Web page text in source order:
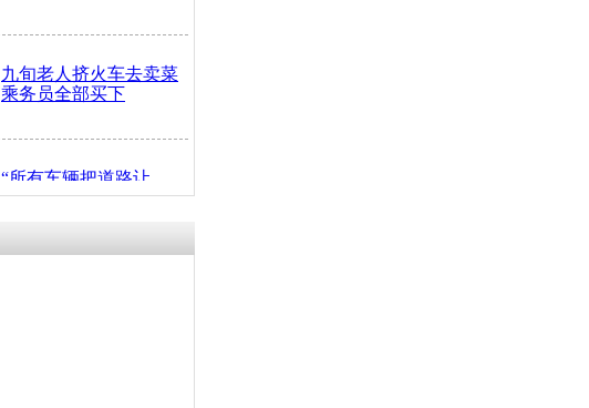
九旬老人挤火车去卖菜
乘务员全部买下
“所有车辆把道路让
开！”儿童突发疾病交